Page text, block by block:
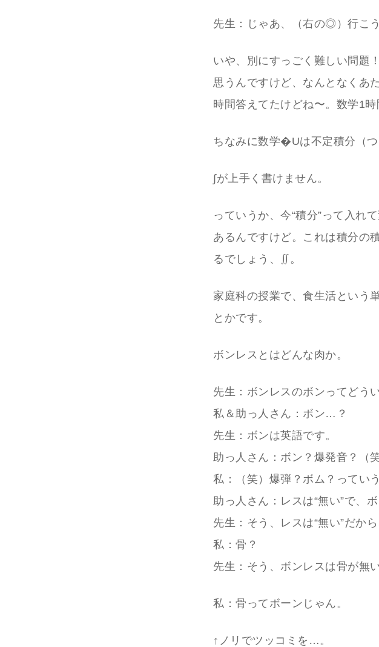
先生：じゃあ、（右の◎）行こう
いや、別にすっごく難しい問題
思うんですけど、なんとなくあ
時間答えてたけどね〜。数学1時
ちなみに数学�Uは不定積分（つ
∫が上手く書けません。
っていうか、今“積分”って入れ
あるんですけど。これは積分の
るでしょう、∬。
家庭科の授業で、食生活という
とかです。
ボンレスとはどんな肉か。
先生：ボンレスのボンってどう
私＆助っ人さん：ボン…？
先生：ボンは英語です。
助っ人さん：ボン？爆発音？（笑
私：（笑）爆弾？ボム？ってい
助っ人さん：レスは“無い”で、
先生：そう、レスは“無い”だか
私：骨？
先生：そう、ボンレスは骨が無
私：骨ってボーンじゃん。
↑ノリでツッコミを…。